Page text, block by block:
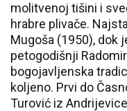
molitvenoj tišini i
hrabre plivače.
Mugoša (1950), dok
petogodišnji
bogojavljenska
koljeno. Prvi do
Turović iz